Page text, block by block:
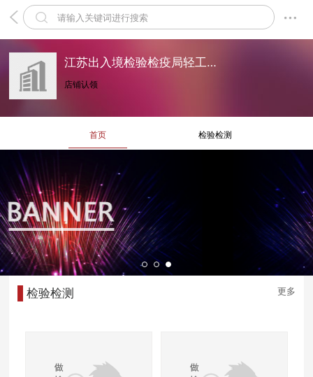
江苏出入境检验检疫局轻工产品与儿童用品检测中心（中华人民共和国扬州进出口玩具检验所）
店铺认领
首页 检验检测
检验检测 更多